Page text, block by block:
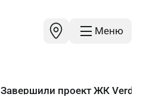
Меню
Завершили проект ЖК Verdi: